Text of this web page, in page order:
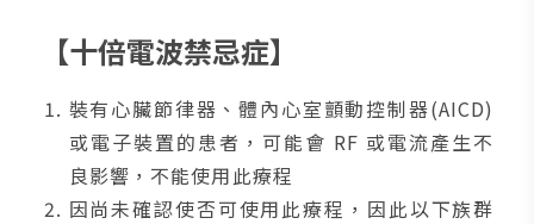
【十倍電波禁忌症】
裝有心臟節律器、體內心室顫動控制器(AICD)
或電子裝置的患者，可能會 RF 或電流產生不
良影響，不能使用此療程
因尚未確認使否可使用此療程，因此以下族群